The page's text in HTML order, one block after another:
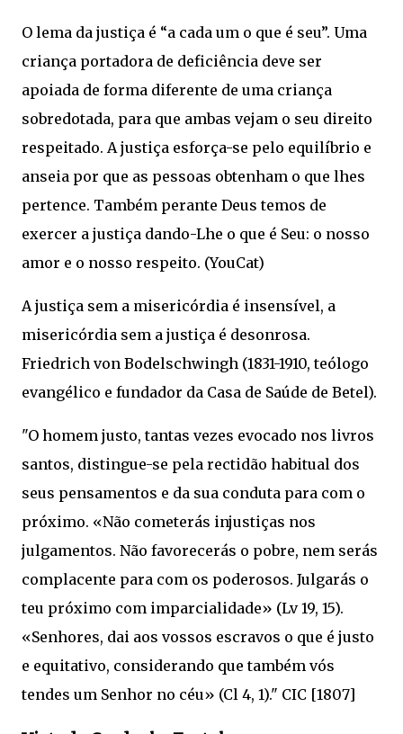
O lema da justiça é “a cada um o que é seu”. Uma
criança portadora de deficiência deve ser
apoiada de forma diferente de uma criança
sobredotada, para que ambas vejam o seu direito
respeitado. A justiça esforça-se pelo equilíbrio e
anseia por que as pessoas obtenham o que lhes
pertence. Também perante Deus temos de
exercer a justiça dando-Lhe o que é Seu: o nosso
amor e o nosso respeito. (YouCat)
A justiça sem a misericórdia é insensível, a
misericórdia sem a justiça é desonrosa.
Friedrich von Bodelschwingh (1831-1910, teólogo
evangélico e fundador da Casa de Saúde de Betel).
"O homem justo, tantas vezes evocado nos livros
santos, distingue-se pela rectidão habitual dos
seus pensamentos e da sua conduta para com o
próximo. «Não cometerás injustiças nos
julgamentos. Não favorecerás o pobre, nem serás
complacente para com os poderosos. Julgarás o
teu próximo com imparcialidade» (Lv 19, 15).
«Senhores, dai aos vossos escravos o que é justo
e equitativo, considerando que também vós
tendes um Senhor no céu» (Cl 4, 1)." CIC [1807]